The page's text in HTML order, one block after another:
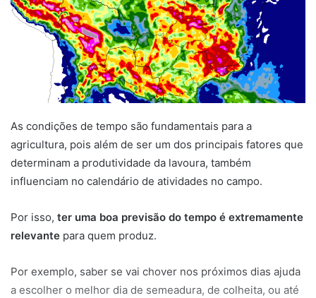
As condições de tempo são fundamentais para a
agricultura, pois além de ser um dos principais fatores que
determinam a produtividade da lavoura, também
influenciam no calendário de atividades no campo.
Por isso, ter uma boa previsão do tempo é extremamente
relevante para quem produz.
Por exemplo, saber se vai chover nos próximos dias ajuda
a escolher o melhor dia de semeadura, de colheita, ou até